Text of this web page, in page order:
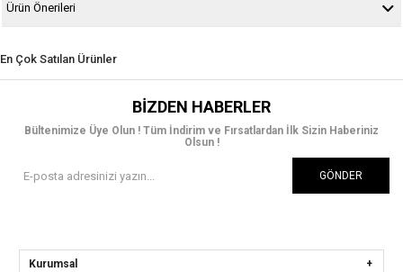
Ürün Önerileri
En Çok Satılan Ürünler
BIZDEN HABERLER
Bültenimize Üye Olun ! Tüm İndirim ve Fırsatlardan İlk Sizin Haberiniz
Olsun !
GÖNDER
Kurumsal